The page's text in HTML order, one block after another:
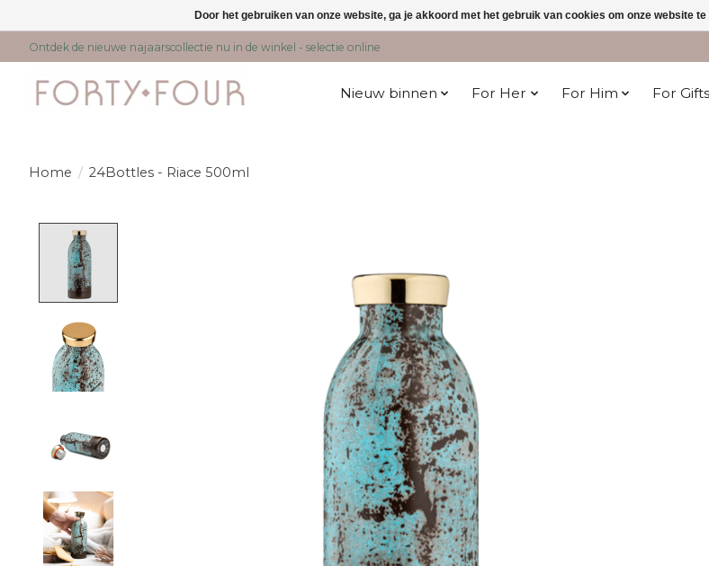
Ontdek de nieuwe najaarscollectie nu in de winkel - selectie online
Nieuw binnen For Her For Him For Gifts
Home / 24Bottles - Riace 500ml
Door het gebruiken van onze website, ga je akkoord met het gebruik van cookies om onze website